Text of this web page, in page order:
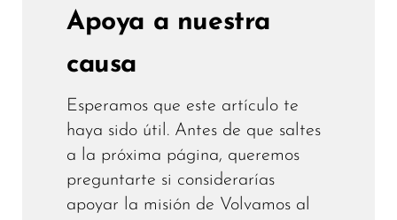
Apoya a nuestra
causa
Esperamos que este artículo te
haya sido útil. Antes de que saltes
a la próxima página, queremos
preguntarte si considerarías
apoyar la misión de Volvamos al